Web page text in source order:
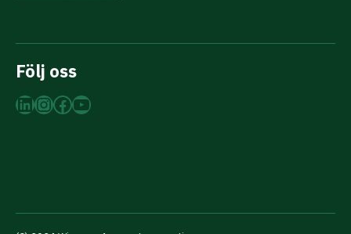
Följ oss
LinkedIn
Instagram
Facebook
YouTube